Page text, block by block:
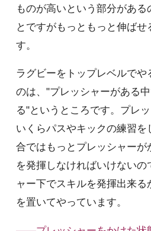
ものが高いという部分がある
とですがもっともっと伸ばせ
す。
ラグビーをトップレベルでや
のは、"プレッシャーがある
る"というところです。プレ
いくらパスやキックの練習
合ではもっとプレッシャーが
を発揮しなければいけないの
ャー下でスキルを発揮出来る
を置いてやっています。